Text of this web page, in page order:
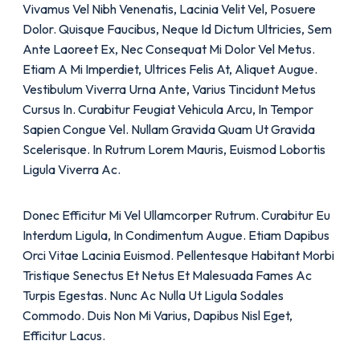
Vivamus Vel Nibh Venenatis, Lacinia Velit Vel, Posuere
Dolor. Quisque Faucibus, Neque Id Dictum Ultricies, Sem
Ante Laoreet Ex, Nec Consequat Mi Dolor Vel Metus.
Etiam A Mi Imperdiet, Ultrices Felis At, Aliquet Augue.
Vestibulum Viverra Urna Ante, Varius Tincidunt Metus
Cursus In. Curabitur Feugiat Vehicula Arcu, In Tempor
Sapien Congue Vel. Nullam Gravida Quam Ut Gravida
Scelerisque. In Rutrum Lorem Mauris, Euismod Lobortis
Ligula Viverra Ac.
Donec Efficitur Mi Vel Ullamcorper Rutrum. Curabitur Eu
Interdum Ligula, In Condimentum Augue. Etiam Dapibus
Orci Vitae Lacinia Euismod. Pellentesque Habitant Morbi
Tristique Senectus Et Netus Et Malesuada Fames Ac
Turpis Egestas. Nunc Ac Nulla Ut Ligula Sodales
Commodo. Duis Non Mi Varius, Dapibus Nisl Eget,
Efficitur Lacus.